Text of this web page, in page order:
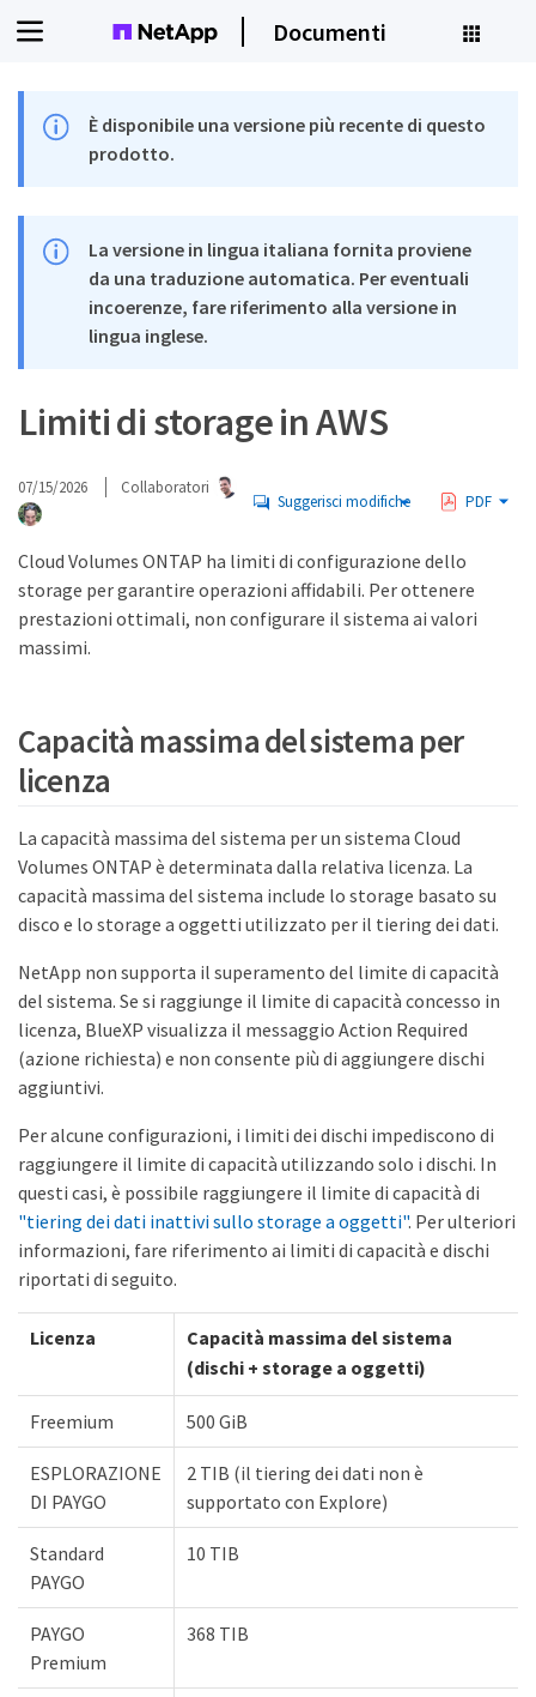
Documenti
È disponibile una versione più recente di questo
prodotto.
La versione in lingua italiana fornita proviene
da una traduzione automatica. Per eventuali
incoerenze, fare riferimento alla versione in
lingua inglese.
Limiti di storage in AWS
07/15/2026 Collaboratori
Suggerisci modifiche PDF
Cloud Volumes ONTAP ha limiti di configurazione dello
storage per garantire operazioni affidabili. Per ottenere
prestazioni ottimali, non configurare il sistema ai valori
massimi.
Capacità massima del sistema per
licenza
La capacità massima del sistema per un sistema Cloud
Volumes ONTAP è determinata dalla relativa licenza. La
capacità massima del sistema include lo storage basato su
disco e lo storage a oggetti utilizzato per il tiering dei dati.
NetApp non supporta il superamento del limite di capacità
del sistema. Se si raggiunge il limite di capacità concesso in
licenza, BlueXP visualizza il messaggio Action Required
(azione richiesta) e non consente più di aggiungere dischi
aggiuntivi.
Per alcune configurazioni, i limiti dei dischi impediscono di
raggiungere il limite di capacità utilizzando solo i dischi. In
questi casi, è possibile raggiungere il limite di capacità di
"tiering dei dati inattivi sullo storage a oggetti". Per ulteriori
informazioni, fare riferimento ai limiti di capacità e dischi
riportati di seguito.
Licenza
Capacità massima del sistema
(dischi + storage a oggetti)
Freemium 500 GiB
ESPLORAZIONE
DI PAYGO
2 TIB (il tiering dei dati non è
supportato con Explore)
Standard
PAYGO
10 TIB
PAYGO
Premium
368 TIB